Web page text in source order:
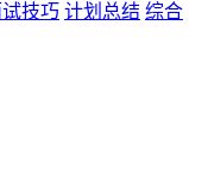
技巧 计划总结 综合